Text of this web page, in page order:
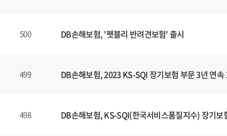
500 DB손해보험, '펫블리 반려견보험' 출시
499 DB손해보험, 2023 KS-SQI 장기보험 부문 3년 연속
498 DB손해보험, KS-SQI(한국서비스품질지수) 장기보